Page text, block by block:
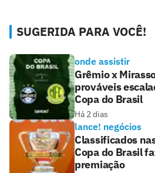
SUGERIDA PARA VOCÊ!
onde assistir
Grêmio x
prováveis
Copa do Brasil
Há 2 dias
lance! negócios
Classificados
Copa do Brasil
premiação